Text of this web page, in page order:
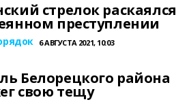
стрелок раскаялся
преступлении
6 АВГУСТА 2021, 10:03
Белорецкого района
свою тещу